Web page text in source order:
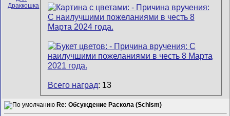
Всего наград: 13
Re: Обсуждение Раскола (Schism)